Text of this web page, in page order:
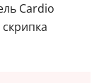
Cardio